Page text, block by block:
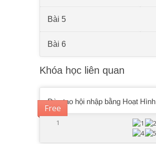
Bài 5
Bài 6
Khóa học liên quan
Free
Đào tạo hội nhập bằng Hoạt Hình
1